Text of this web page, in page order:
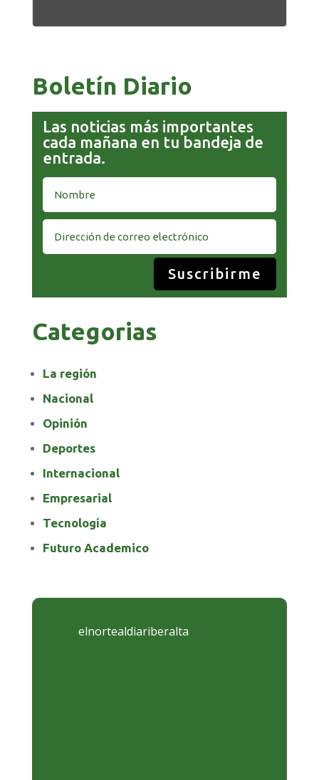
Boletín Diario
Las noticias más importantes
cada mañana en tu bandeja de
entrada.
Suscribirme
Categorias
La región
Nacional
Opinión
Deportes
Internacional
Empresarial
Tecnología
Futuro Academico
elnortealdiariberalta